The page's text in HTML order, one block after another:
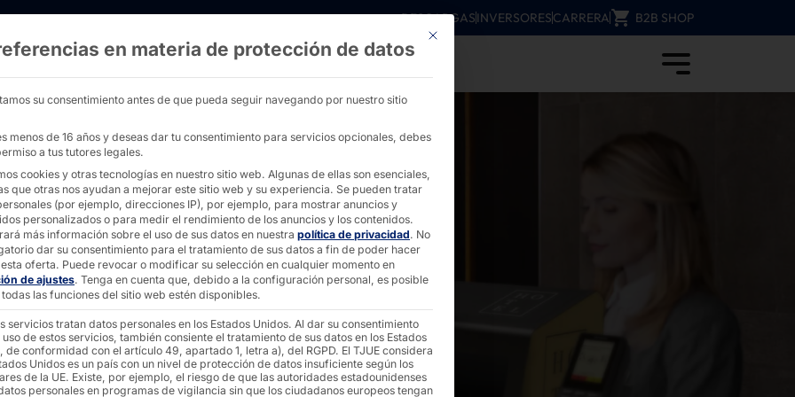
DESCARGASINVERSORESCARRERA B2B SHOP
para el sector del alojamiento - PYRAMID
alojamiento
y es cada vez más importante.
de contacto en los que nuestras soluciones
Este botón cierra el cuadro de diálogo. Su función es idéntica a la del
en materia de protección de datos
su consentimiento antes de que pueda seguir navegando por nuestro sitio
menos de 16 años y deseas dar tu consentimiento para servicios opcionales, debes
a tus tutores legales.
cookies y otras tecnologías en nuestro sitio web. Algunas de ellas son esenciales,
que otras nos ayudan a mejorar este sitio web y su experiencia. Se pueden tratar
(por ejemplo, direcciones IP), por ejemplo, para mostrar anuncios y
personalizados o para medir el rendimiento de los anuncios y los contenidos.
más información sobre el uso de sus datos en nuestra política de privacidad. No
dar su consentimiento para el tratamiento de sus datos a fin de poder hacer
oferta. Puede revocar o modificar su selección en cualquier momento en
de ajustes. Tenga en cuenta que, debido a la configuración personal, es posible
las funciones del sitio web estén disponibles.
servicios tratan datos personales en los Estados Unidos. Al dar su consentimiento
uso de estos servicios, también consiente el tratamiento de sus datos en los Estados
de conformidad con el artículo 49, apartado 1, letra a), del RGPD. El TJUE considera
Unidos es un país con un nivel de protección de datos insuficiente según los
de la UE. Existe, por ejemplo, el riesgo de que las autoridades estadounidenses
personales en programas de vigilancia sin que los ciudadanos europeos tengan